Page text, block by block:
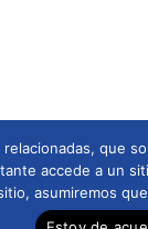
que
accede a un
asumiremos